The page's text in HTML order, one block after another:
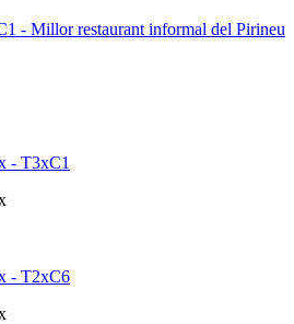
- Millor restaurant informal del Pirineu
- T3xC1
- T2xC6